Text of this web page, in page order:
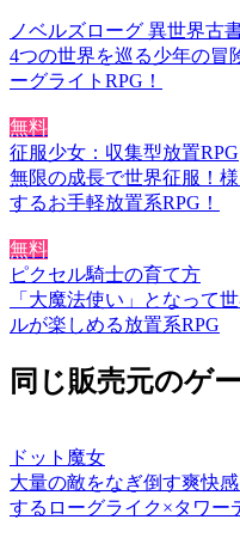
ノベルズローグ 異世界古
4つの世界を巡る少年の冒
ーグライトRPG！
無料
征服少女：収集型放置RPG
無限の成長で世界征服！
するお手軽放置系RPG！
無料
ピクセル騎士の育て方
「大魔法使い」となって
ルが楽しめる放置系RPG
同じ販売元のゲ
ドット魔女
大量の敵をなぎ倒す爽快
するローグライク×タワー